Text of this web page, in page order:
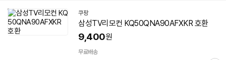
쿠팡
삼성TV리모컨 KQ50QNA90AFXKR 호환
9,400원
무료배송